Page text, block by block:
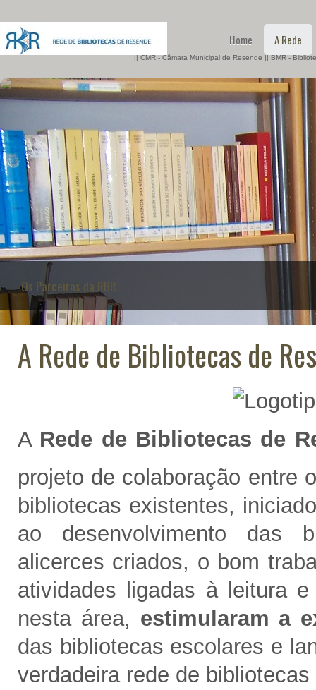
Home A Rede
|| CMR - Câmara Municipal de Resende || BMR -
Os Parceiros da RBR
A Rede de Bibliotecas de
A Rede de Bibliotecas de
projeto de colaboração entre
bibliotecas existentes,
ao desenvolvimento das
alicerces criados, o bom
atividades ligadas à leitura
nesta área, estimularam a
das bibliotecas escolares e
verdadeira rede de